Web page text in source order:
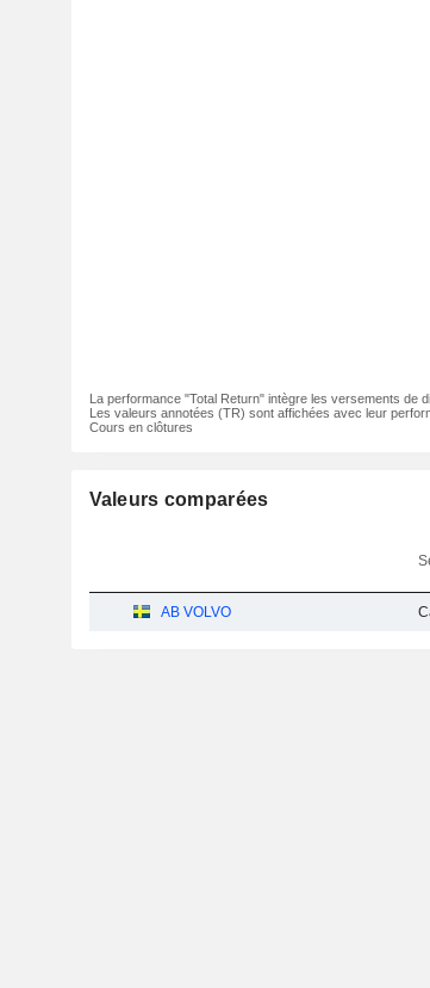
La performance "Total Return" intègre les versements de
Les valeurs annotées (TR) sont affichées avec leur
Cours en clôtures
Valeurs comparées
AB VOLVO